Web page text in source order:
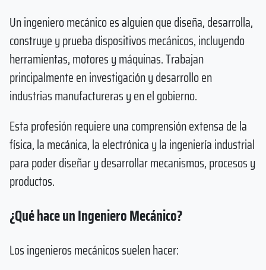
Un ingeniero mecánico es alguien que diseña, desarrolla,
construye y prueba dispositivos mecánicos, incluyendo
herramientas, motores y máquinas. Trabajan
principalmente en investigación y desarrollo en
industrias manufactureras y en el gobierno.
Esta profesión requiere una comprensión extensa de la
física, la mecánica, la electrónica y la ingeniería industrial
para poder diseñar y desarrollar mecanismos, procesos y
productos.
¿Qué hace un Ingeniero Mecánico?
Los ingenieros mecánicos suelen hacer: